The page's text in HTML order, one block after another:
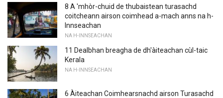
8 A 'mhòr-chuid de thubaistean turasachd
coitcheann airson coimhead a-mach anns na h-
Innseachan
NA H-INNSEACHAN
11 Dealbhan breagha de dh'àiteachan cùl-taic
Kerala
NA H-INNSEACHAN
6 Àiteachan Coimhearsnachd airson Turasachd